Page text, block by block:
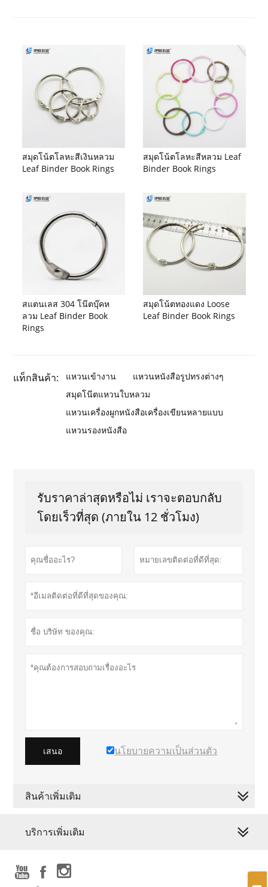
สมุดโน้ตโลหะสีเงินหลวม
Leaf Binder Book Rings
สมุดโน้ตโลหะสีหลวม Leaf
Binder Book Rings
สแตนเลส 304 โน๊ตบุ๊คห
ลวม Leaf Binder Book
Rings
สมุดโน้ตทองแดง Loose
Leaf Binder Book Rings
แท็กสินค้า: แหวนเข้างาน
แหวนหนังสือรูปทรงต่างๆ
สมุดโน๊ตแหวนใบหลวม
แหวนเครื่องผูกหนังสือเครื่องเขียนหลายแบบ
แหวนรองหนังสือ
รับราคาล่าสุดหรือไม่ เราจะตอบกลับ
โดยเร็วที่สุด (ภายใน 12 ชั่วโมง)
เสนอ นโยบายความเป็นส่วนตัว
สินค้าเพิ่มเติม
บริการเพิ่มเติม
  